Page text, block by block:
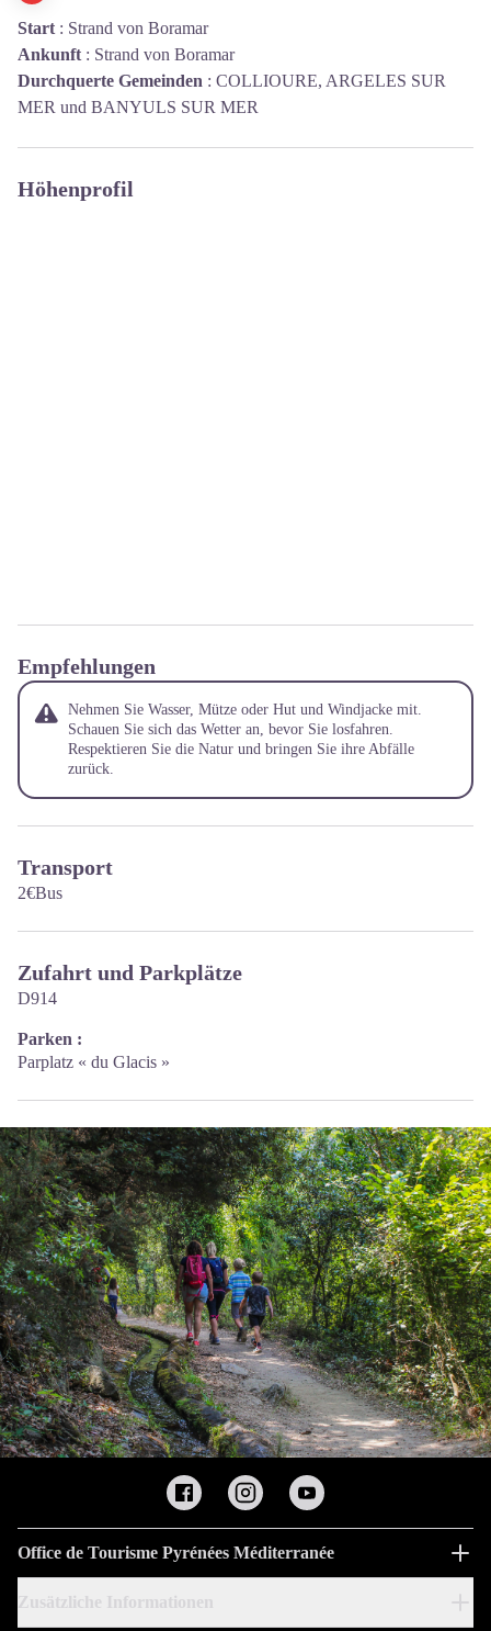
Start : Strand von Boramar
Ankunft : Strand von Boramar
Durchquerte Gemeinden : COLLIOURE, ARGELES SUR
MER und BANYULS SUR MER
Höhenprofil
Empfehlungen
Nehmen Sie Wasser, Mütze oder Hut und Windjacke mit.
Schauen Sie sich das Wetter an, bevor Sie losfahren.
Respektieren Sie die Natur und bringen Sie ihre Abfälle
zurück.
Transport
2€Bus
Zufahrt und Parkplätze
D914
Parken :
Parplatz « du Glacis »
Office de Tourisme Pyrénées Méditerranée
Zusätzliche Informationen